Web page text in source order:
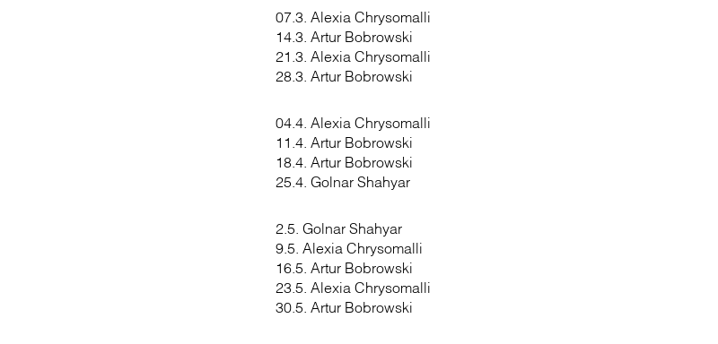
07.3. Alexia Chrysomalli
14.3. Artur Bobrowski
21.3. Alexia Chrysomalli
28.3. Artur Bobrowski
04.4. Alexia Chrysomalli
11.4. Artur Bobrowski
18.4. Artur Bobrowski
25.4. Golnar Shahyar
2.5. Golnar Shahyar
9.5. Alexia Chrysomalli
16.5. Artur Bobrowski
23.5. Alexia Chrysomalli
30.5. Artur Bobrowski